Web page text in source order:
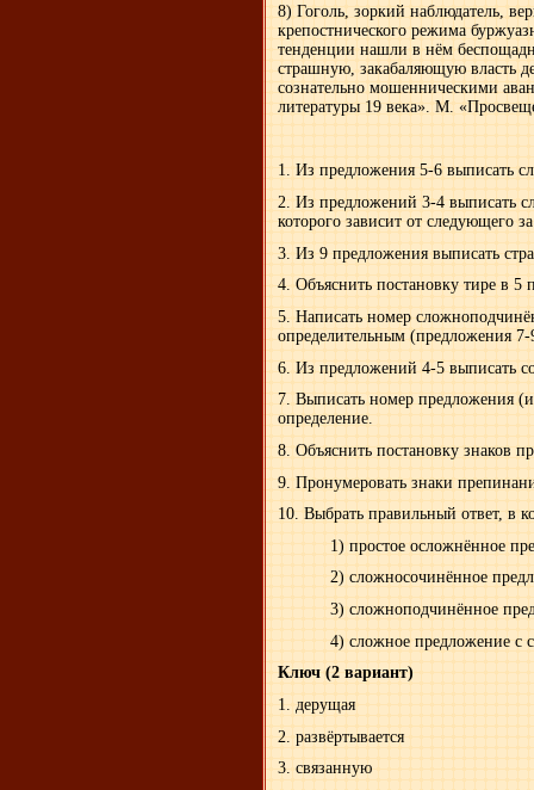
8) Гоголь, зоркий наблюдатель,
крепостнического режима
тенденции нашли в нём
страшную, закабаляющую власть
сознательно мошенническими
литературы 19 века». М.
1. Из предложения 5-6 выписать
2. Из предложений 3-4 выписать
которого зависит от следующего
3. Из 9 предложения выписать
4. Объяснить постановку тире в 5
5. Написать номер
определительным (предложения 7-
6. Из предложений 4-5 выписать
7. Выписать номер предложения
определение.
8. Объяснить постановку знаков
9. Пронумеровать знаки
10. Выбрать правильный ответ, в
1) простое осложнённое
2) сложносочинённое
3) сложноподчинённое
4) сложное предложение с
Ключ (2 вариант)
1. дерущая
2. развёртывается
3. связанную